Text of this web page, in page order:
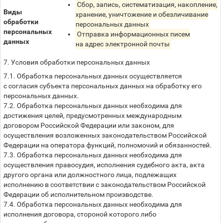
Виды
обработки
персональных
данных
Сбор, запись, систематизация, накопление,
хранение, уничтожение и обезличивание
персональных данных
Отправка информационных писем
на адрес электронной почты
7. Условия обработки персональных данных
7.1. Обработка персональных данных осуществляется
с согласия субъекта персональных данных на обработку его
персональных данных.
7.2. Обработка персональных данных необходима для
достижения целей, предусмотренных международным
договором Российской Федерации или законом, для
осуществления возложенных законодательством Российской
Федерации на оператора функций, полномочий и обязанностей.
7.3. Обработка персональных данных необходима для
осуществления правосудия, исполнения судебного акта, акта
другого органа или должностного лица, подлежащих
исполнению в соответствии с законодательством Российской
Федерации об исполнительном производстве.
7.4. Обработка персональных данных необходима для
исполнения договора, стороной которого либо